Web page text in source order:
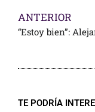
ANTERIOR
TE PODRÍA